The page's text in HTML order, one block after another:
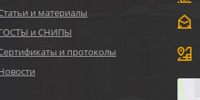
и материалы
и СНИПЫ
и протоколы